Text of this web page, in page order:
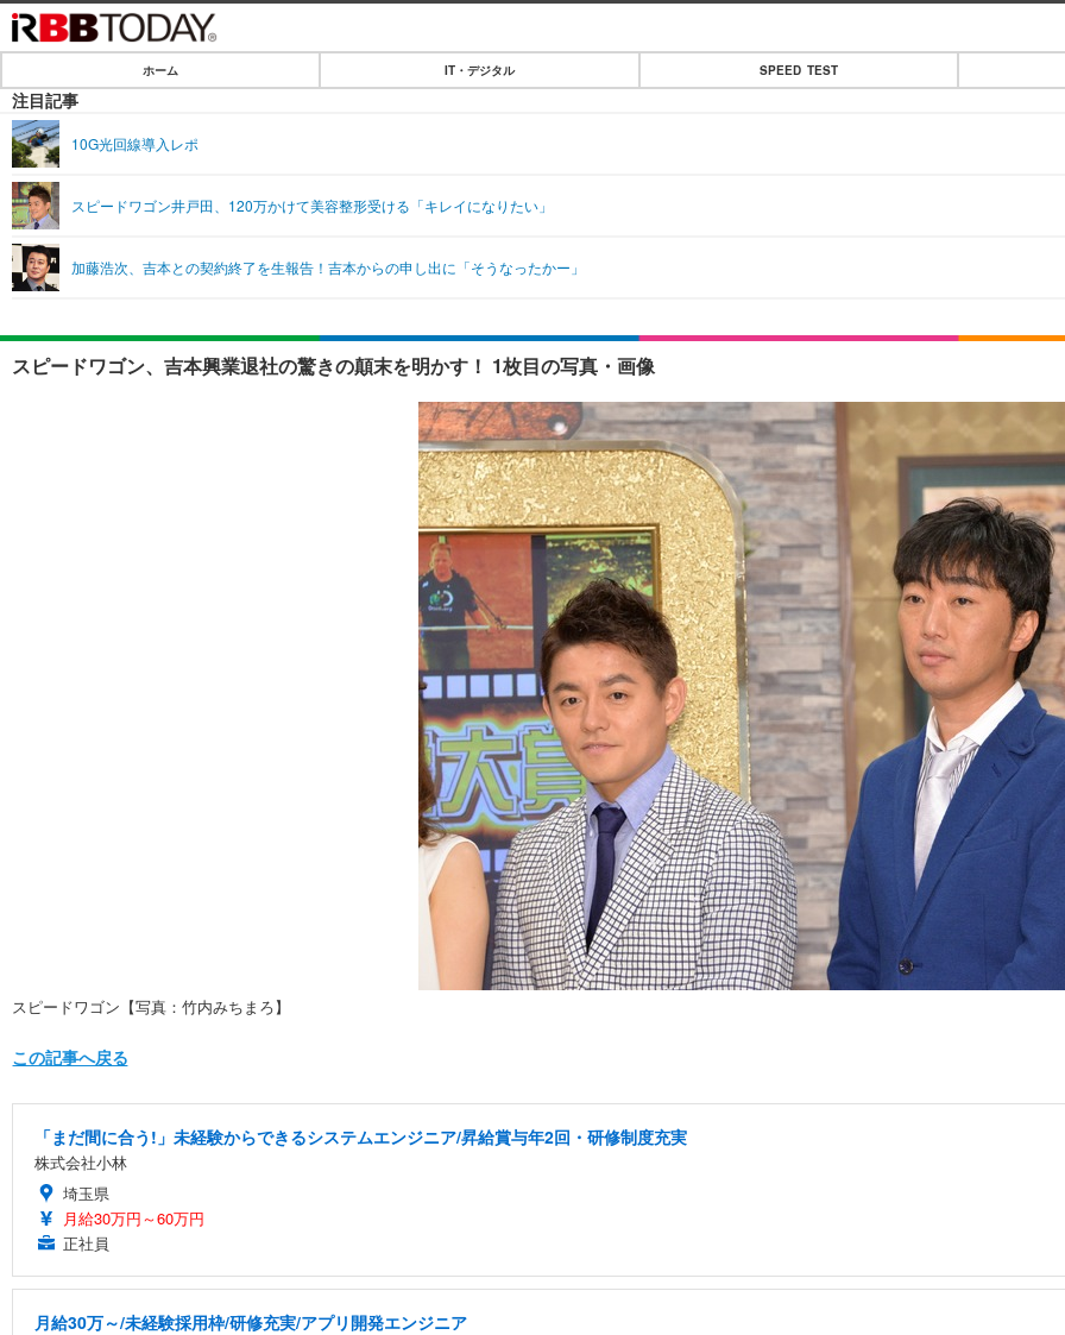
IT・デジタル
ショッピング
SPEED TEST
エンタメ
エンタメTOP
音楽
グラビア
ショッピング
ライフ
ライフTOP
ペット
その他
リリース一覧
ホーム IT・デジタル SPEED TEST
注目記事
10G光回線導入レポ
スピードワゴン井戸田、120万かけて美容整形受ける「キレイになりたい」
加藤浩次、吉本との契約終了を生報告！吉本からの申し出に「そうなったかー」
スピードワゴン、吉本興業退社の驚きの顛末を明かす！ 1枚目の写真・画像
スピードワゴン【写真：竹内みちまろ】
この記事へ戻る
「まだ間に合う!」未経験からできるシステムエンジニア/昇給賞与年2回・研修制度充実
株式会社小林
埼玉県
月給30万円～60万円
正社員
月給30万～/未経験採用枠/研修充実/アプリ開発エンジニア